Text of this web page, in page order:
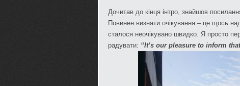
Дочитав до кінця інтро, знайшов
Повинен визнати очікування – це щось
сталося неочікувано швидко. Я просто
радувати: “It’s our pleasure to inform